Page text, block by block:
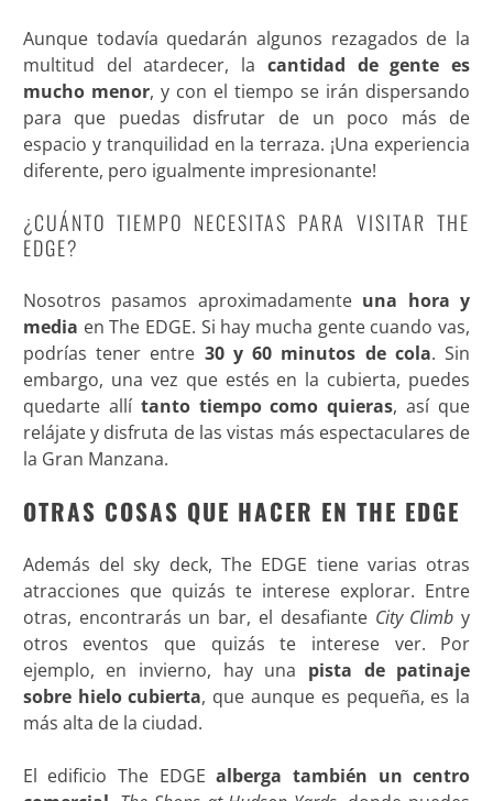
Aunque todavía quedarán algunos rezagados de la
multitud del atardecer, la cantidad de gente es
mucho menor, y con el tiempo se irán dispersando
para que puedas disfrutar de un poco más de
espacio y tranquilidad en la terraza. ¡Una experiencia
diferente, pero igualmente impresionante!
¿CUÁNTO TIEMPO NECESITAS PARA VISITAR THE
EDGE?
Nosotros pasamos aproximadamente una hora y
media en The EDGE. Si hay mucha gente cuando vas,
podrías tener entre 30 y 60 minutos de cola. Sin
embargo, una vez que estés en la cubierta, puedes
quedarte allí tanto tiempo como quieras, así que
relájate y disfruta de las vistas más espectaculares de
la Gran Manzana.
OTRAS COSAS QUE HACER EN THE EDGE
Además del sky deck, The EDGE tiene varias otras
atracciones que quizás te interese explorar. Entre
otras, encontrarás un bar, el desafiante City Climb y
otros eventos que quizás te interese ver. Por
ejemplo, en invierno, hay una pista de patinaje
sobre hielo cubierta, que aunque es pequeña, es la
más alta de la ciudad.
El edificio The EDGEalberga también un centro